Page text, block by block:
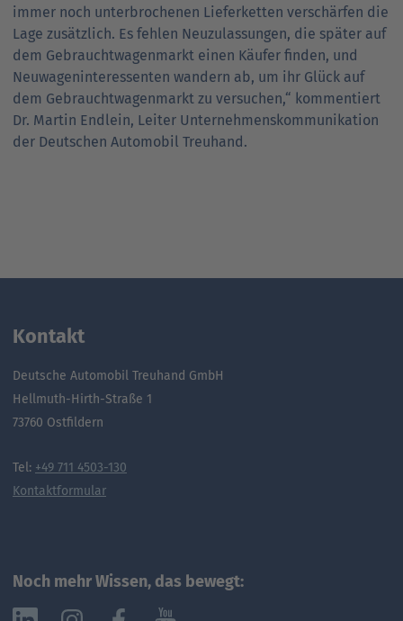
immer noch unterbrochenen Lieferketten verschärfen die
Lage zusätzlich. Es fehlen Neuzulassungen, die später auf
dem Gebrauchtwagenmarkt einen Käufer finden, und
Neuwageninteressenten wandern ab, um ihr Glück auf
dem Gebrauchtwagenmarkt zu versuchen,“ kommentiert
Dr. Martin Endlein, Leiter Unternehmenskommunikation
der Deutschen Automobil Treuhand.
Kontakt
Deutsche Automobil Treuhand GmbH
Hellmuth-Hirth-Straße 1
73760 Ostfildern
Tel: +49 711 4503-130
Kontaktformular
Noch mehr Wissen, das bewegt: